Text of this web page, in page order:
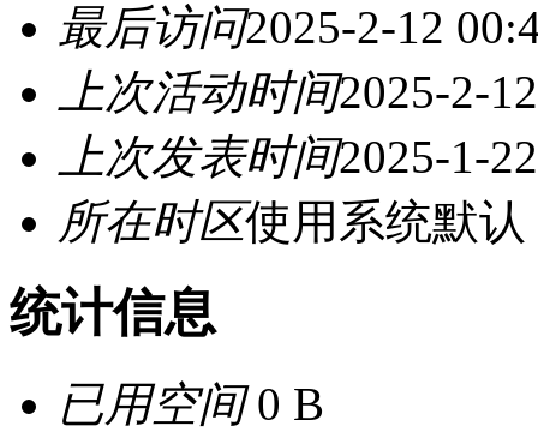
最后访问2025-2-12
上次活动时间2025-2-
上次发表时间2025-1-
所在时区使用系统默认
统计信息
已用空间0 B